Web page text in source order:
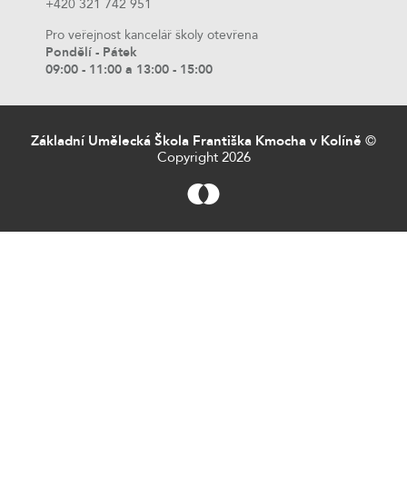
+420 321 742 951
Pro veřejnost kancelář školy otevřena
Pondělí - Pátek
09:00 - 11:00 a 13:00 - 15:00
Základní Umělecká Škola Františka Kmocha v Kolíně ©
Copyright 2026